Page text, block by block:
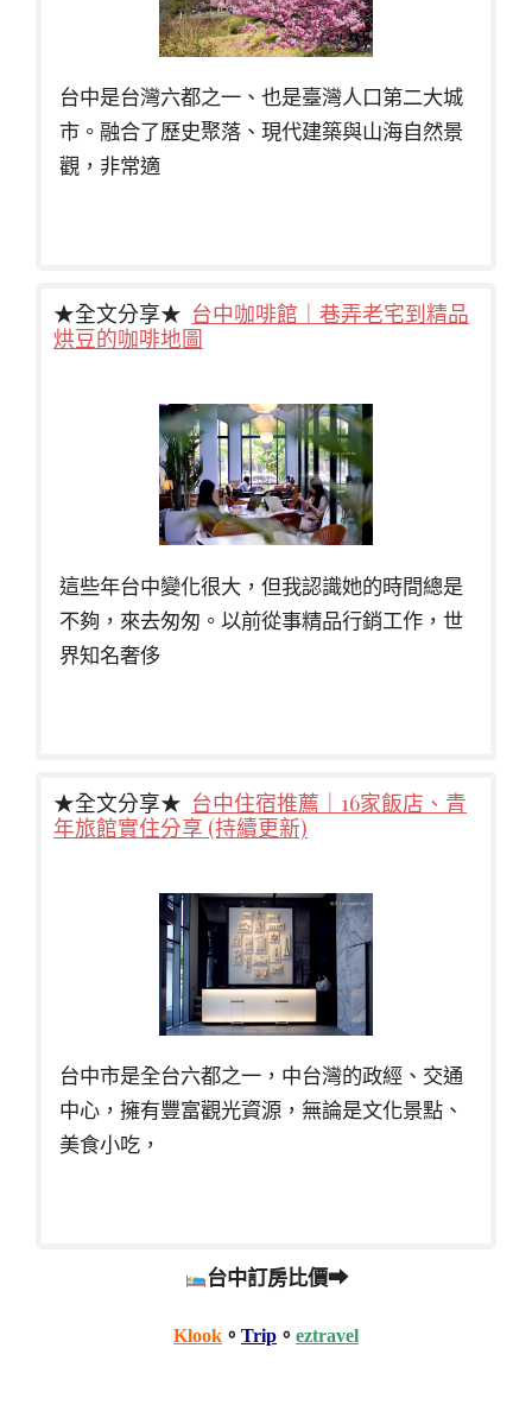
台中是台灣六都之一、也是臺灣人口第二大城
市。融合了歷史聚落、現代建築與山海自然景
觀，非常適
★全文分享★ 台中咖啡館｜巷弄老宅到精品
烘豆的咖啡地圖
這些年台中變化很大，但我認識她的時間總是
不夠，來去匆匆。以前從事精品行銷工作，世
界知名奢侈
★全文分享★ 台中住宿推薦｜16家飯店、青
年旅館實住分享 (持續更新)
台中市是全台六都之一，中台灣的政經、交通
中心，擁有豐富觀光資源，無論是文化景點、
美食小吃，
台中訂房比價➡
Klook 。 Trip 。 eztravel